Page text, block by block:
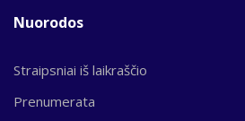
Nuorodos
Straipsniai iš laikraščio
Prenumerata